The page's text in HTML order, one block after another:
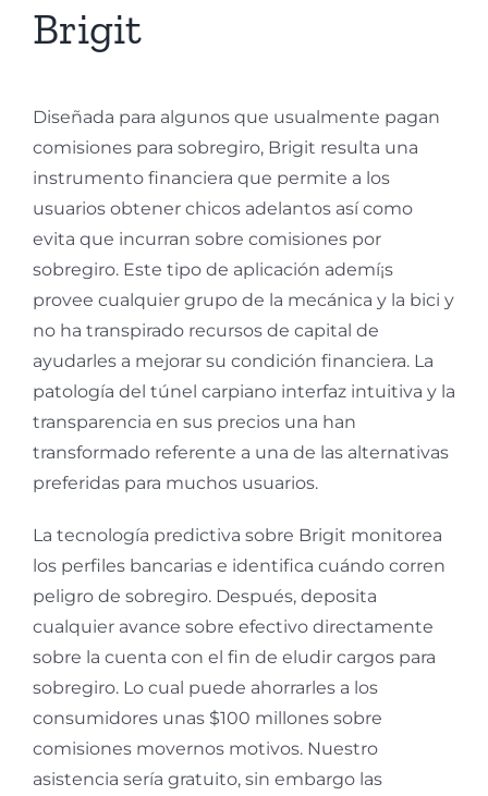
Brigit
Diseñada para algunos que usualmente pagan
comisiones para sobregiro, Brigit resulta una
instrumento financiera que permite a los
usuarios obtener chicos adelantos así­ como
evita que incurran sobre comisiones por
sobregiro. Este tipo de aplicación ademí¡s
provee cualquier grupo de la mecánica y la bici y
no ha transpirado recursos de capital de
ayudarles a mejorar su condición financiera. La
patologí­a del túnel carpiano interfaz intuitiva y la
transparencia en sus precios una han
transformado referente a una de las alternativas
preferidas para muchos usuarios.
La tecnología predictiva sobre Brigit monitorea
los perfiles bancarias e identifica cuándo corren
peligro de sobregiro. Después, deposita
cualquier avance sobre efectivo directamente
sobre la cuenta con el fin de eludir cargos para
sobregiro. Lo cual puede ahorrarles a los
consumidores unas $100 millones sobre
comisiones movernos motivos. Nuestro
asistencia serí­a gratuito, sin embargo las